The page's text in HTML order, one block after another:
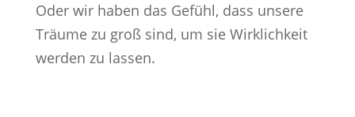
Oder wir haben das Gefühl, dass unsere
Träume zu groß sind, um sie Wirklichkeit
werden zu lassen.